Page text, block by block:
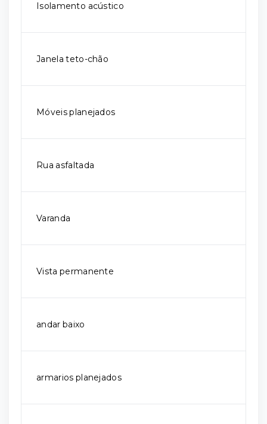
Isolamento acústico
Janela teto-chão
Móveis planejados
Rua asfaltada
Varanda
Vista permanente
andar baixo
armarios planejados